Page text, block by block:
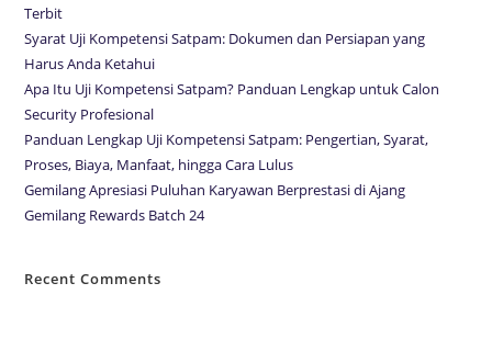
Terbit
Syarat Uji Kompetensi Satpam: Dokumen dan Persiapan yang
Harus Anda Ketahui
Apa Itu Uji Kompetensi Satpam? Panduan Lengkap untuk Calon
Security Profesional
Panduan Lengkap Uji Kompetensi Satpam: Pengertian, Syarat,
Proses, Biaya, Manfaat, hingga Cara Lulus
Gemilang Apresiasi Puluhan Karyawan Berprestasi di Ajang
Gemilang Rewards Batch 24
Recent Comments